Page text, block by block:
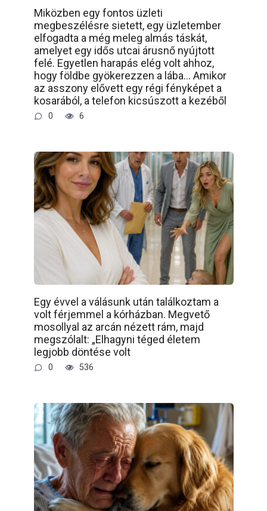
Miközben egy fontos üzleti
megbeszélésre sietett, egy üzletember
elfogadta a még meleg almás táskát,
amelyet egy idős utcai árusnő nyújtott
felé. Egyetlen harapás elég volt ahhoz,
hogy földbe gyökerezzen a lába… Amikor
az asszony elővett egy régi fényképet a
kosarából, a telefon kicsúszott a kezéből
0 6
Egy évvel a válásunk után találkoztam a
volt férjemmel a kórházban. Megvető
mosollyal az arcán nézett rám, majd
megszólalt: „Elhagyni téged életem
legjobb döntése volt
0 536